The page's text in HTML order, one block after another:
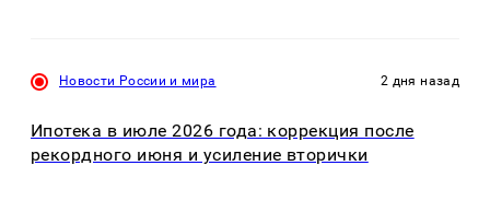
Новости России и мира 2 дня назад
Ипотека в июле 2026 года: коррекция после
рекордного июня и усиление вторички